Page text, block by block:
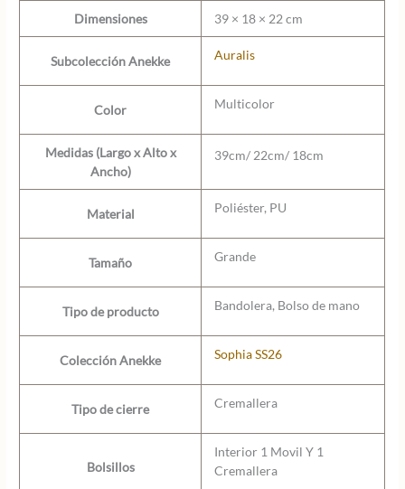
Dimensiones
39 × 18 × 22 cm
Subcolección Anekke Auralis
Color Multicolor
Medidas (Largo x Alto x
Ancho)
39cm/ 22cm/ 18cm
Material Poliéster, PU
Tamaño Grande
Tipo de producto Bandolera, Bolso de mano
Colección Anekke Sophia SS26
Tipo de cierre Cremallera
Bolsillos
Interior 1 Movil Y 1
Cremallera